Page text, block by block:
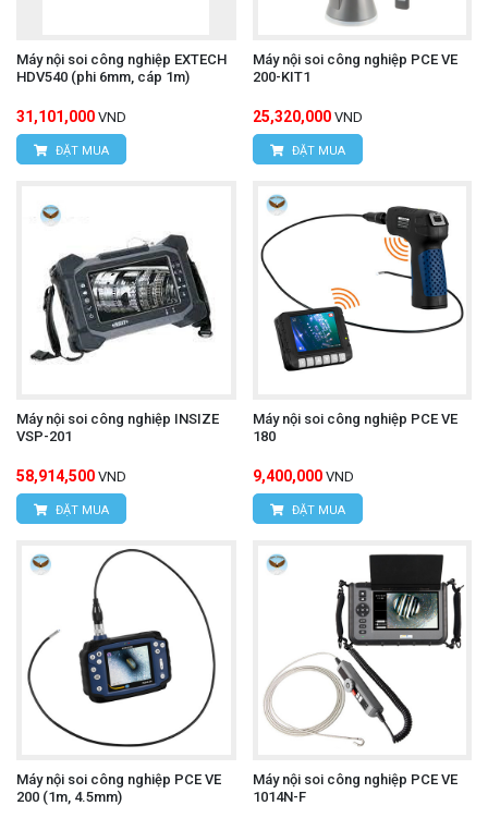
Máy nội soi công nghiệp EXTECH
HDV540 (phi 6mm, cáp 1m)
31,101,000 VND
ĐẶT MUA
Máy nội soi công nghiệp PCE VE
200-KIT1
25,320,000 VND
ĐẶT MUA
Máy nội soi công nghiệp INSIZE
VSP-201
58,914,500 VND
ĐẶT MUA
Máy nội soi công nghiệp PCE VE
180
9,400,000 VND
ĐẶT MUA
Máy nội soi công nghiệp PCE VE
200 (1m, 4.5mm)
Máy nội soi công nghiệp PCE VE
1014N-F